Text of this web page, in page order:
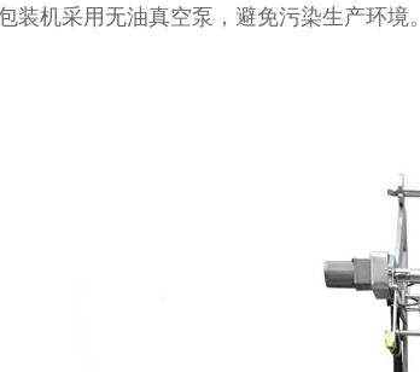
装机采用无油真空泵，避免污染生产环境。